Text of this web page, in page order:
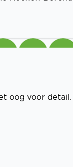
oog voor detail.